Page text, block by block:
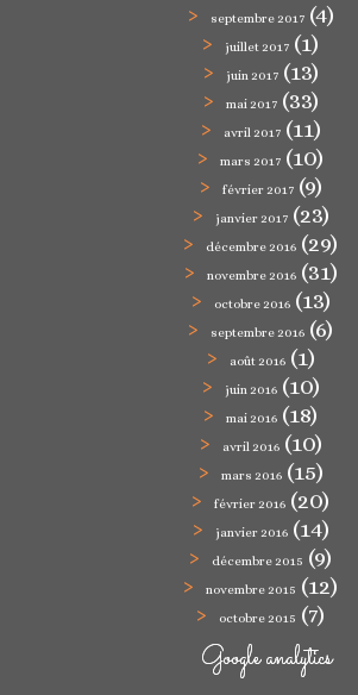
septembre 2017(4)
juillet 2017 (1)
juin 2017(13)
mai 2017(33)
avril 2017(11)
mars 2017 (10)
février 2017(9)
janvier 2017(23)
décembre 2016 (29)
novembre 2016(31)
octobre 2016(13)
septembre 2016 (6)
août 2016(1)
juin 2016(10)
mai 2016 (18)
avril 2016(10)
mars 2016(15)
février 2016 (20)
janvier 2016(14)
décembre 2015 (9)
novembre 2015 (12)
octobre 2015 (7)
Google analytics